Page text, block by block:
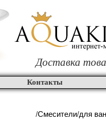
Доставка
Контакты
/Смесители/для